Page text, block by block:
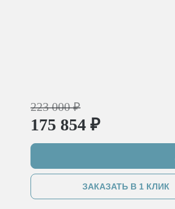
223 000 ₽
175 854 ₽
ЗАКАЗАТЬ В 1 КЛИК